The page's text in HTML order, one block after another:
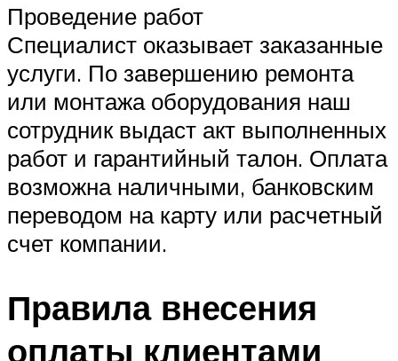
Проведение работ
Специалист оказывает заказанные
услуги. По завершению ремонта
или монтажа оборудования наш
сотрудник выдаст акт выполненных
работ и гарантийный талон. Оплата
возможна наличными, банковским
переводом на карту или расчетный
счет компании.
Правила внесения
оплаты клиентами